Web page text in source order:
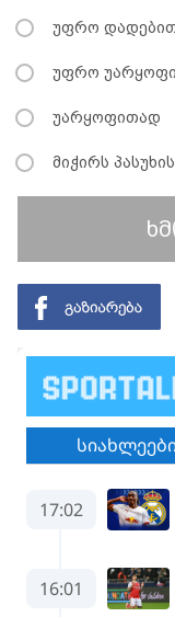
უფრო
უფრო
უარყოფითად
მიჭირს